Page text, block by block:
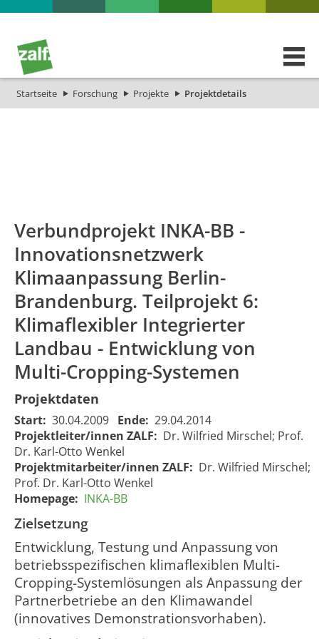
Startseite Forschung Projekte Projektdetails
1222
Verbundprojekt
INKA-BB -
Innovationsnetzwerk
Klimaanpassung
Berlin-Brandenburg.
Teilprojekt 6:
Klimaflexibler
Integrierter Landbau
- Entwicklung von
Multi-Cropping-
Systemen
Cooperative
project INKA-
BB -
Innovation
network
climate
Berlin-
Brandenburg.
Climate-
Verbundprojekt INKA-BB -
Innovationsnetzwerk
Klimaanpassung Berlin-
Brandenburg. Teilprojekt 6:
Klimaflexibler Integrierter
Landbau - Entwicklung von
Multi-Cropping-Systemen
Projektdaten
Start: 30.04.2009 Ende: 29.04.2014
Projektleiter/innen ZALF: Dr. Wilfried Mirschel; Prof.
Dr. Karl-Otto Wenkel
Projektmitarbeiter/innen ZALF: Dr. Wilfried Mirschel;
Prof. Dr. Karl-Otto Wenkel
Homepage: INKA-BB
Zielsetzung
Entwicklung, Testung und Anpassung von
betriebsspezifischen klimaflexiblen Multi-
Cropping-Systemlösungen als Anpassung der
Partnerbetriebe an den Klimawandel
(innovatives Demonstrationsvorhaben).